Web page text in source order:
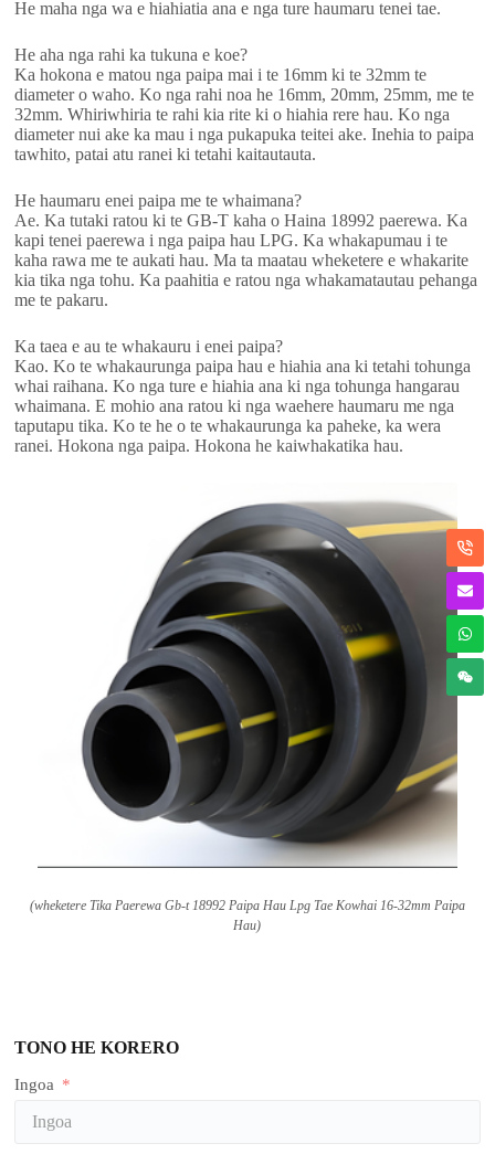
He maha nga wa e hiahiatia ana e nga ture haumaru tenei tae.
He aha nga rahi ka tukuna e koe?
Ka hokona e matou nga paipa mai i te 16mm ki te 32mm te
diameter o waho. Ko nga rahi noa he 16mm, 20mm, 25mm, me te
32mm. Whiriwhiria te rahi kia rite ki o hiahia rere hau. Ko nga
diameter nui ake ka mau i nga pukapuka teitei ake. Inehia to paipa
tawhito, patai atu ranei ki tetahi kaitautauta.
He haumaru enei paipa me te whaimana?
Ae. Ka tutaki ratou ki te GB-T kaha o Haina 18992 paerewa. Ka
kapi tenei paerewa i nga paipa hau LPG. Ka whakapumau i te
kaha rawa me te aukati hau. Ma ta maatau wheketere e whakarite
kia tika nga tohu. Ka paahitia e ratou nga whakamatautau pehanga
me te pakaru.
Ka taea e au te whakauru i enei paipa?
Kao. Ko te whakaurunga paipa hau e hiahia ana ki tetahi tohunga
whai raihana. Ko nga ture e hiahia ana ki nga tohunga hangarau
whaimana. E mohio ana ratou ki nga waehere haumaru me nga
taputapu tika. Ko te he o te whakaurunga ka paheke, ka wera
ranei. Hokona nga paipa. Hokona he kaiwhakatika hau.
(wheketere Tika Paerewa Gb-t 18992 Paipa Hau Lpg Tae Kowhai 16-32mm Paipa
Hau)
TONO HE KORERO
Ingoa